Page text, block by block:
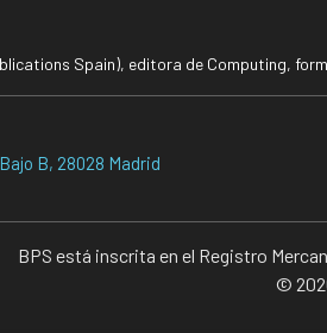
Spain), editora de Computing,
B, 28028 Madrid
BPS está inscrita en el Registro
©